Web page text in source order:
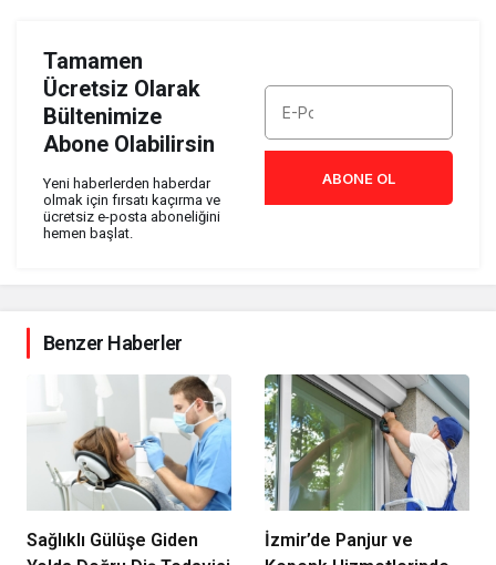
Tamamen
Ücretsiz Olarak
Bültenimize
Abone Olabilirsin
Yeni haberlerden haberdar
olmak için fırsatı kaçırma ve
ücretsiz e-posta aboneliğini
hemen başlat.
ABONE OL
Benzer Haberler
Sağlıklı Gülüşe Giden
İzmir’de Panjur ve